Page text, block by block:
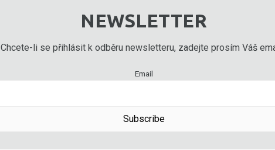
NEWSLETTER
Chcete-li se přihlásit k odběru newsletteru, zadejte prosím Váš
Email
Subscribe